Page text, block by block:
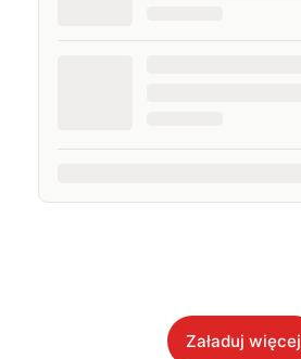
Załaduj więcej